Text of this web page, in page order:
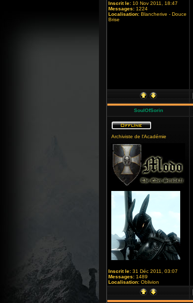
Inscrit le: 10 Nov 2011, 18:47
Messages: 1224
Localisation: Blancherive - Douce
Brise
SoulOfSorin
Archiviste de l'Académie
Inscrit le: 31 Déc 2011, 03:07
Messages: 1489
Localisation: Oblivion